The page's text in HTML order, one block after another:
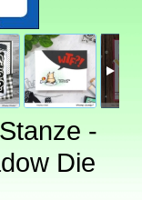
-
Die